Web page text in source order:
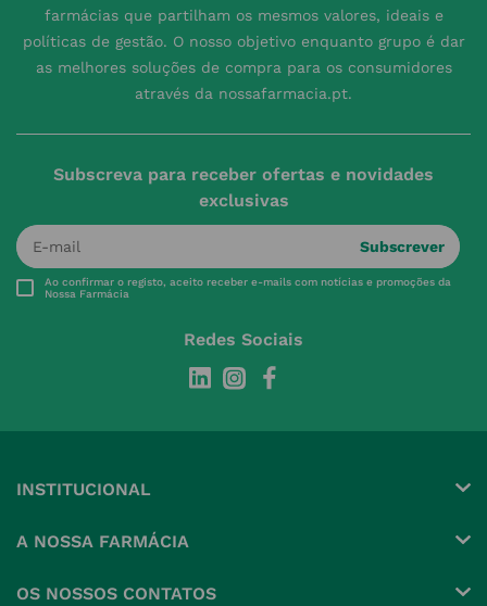
farmácias que partilham os mesmos valores, ideais e
políticas de gestão. O nosso objetivo enquanto grupo é dar
as melhores soluções de compra para os consumidores
através da nossafarmacia.pt.
Subscreva para receber ofertas e novidades
exclusivas
Subscrever
Ao confirmar o registo, aceito receber e-mails com notícias e promoções da
Nossa Farmácia
Redes Sociais
INSTITUCIONAL
A NOSSA FARMÁCIA
OS NOSSOS CONTATOS